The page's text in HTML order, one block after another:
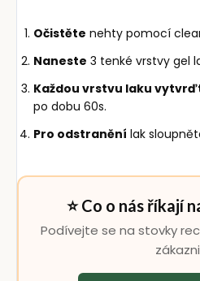
Očistěte nehty pomocí
Naneste 3 tenké vrstvy gel
Každou vrstvu laku
po dobu 60s.
Pro odstranění lak
⭐ Co o nás říkají
Podívejte se na stovky